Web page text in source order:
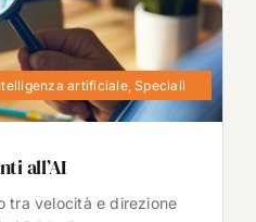
artificiale,Speciali
all’AI
tra velocità e direzione